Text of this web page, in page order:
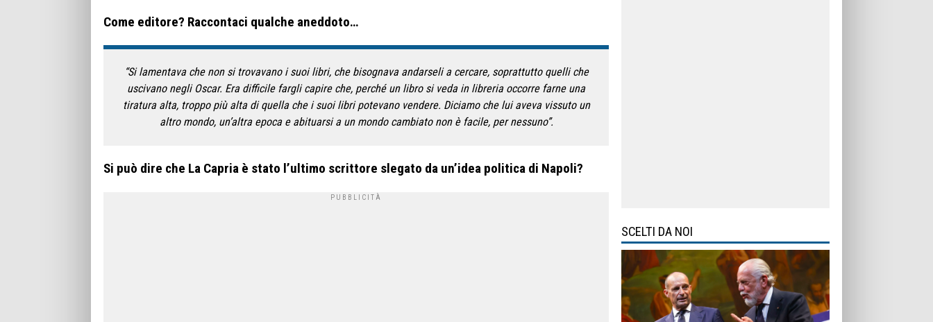
Come editore? Raccontaci qualche aneddoto…
“Si lamentava che non si trovavano i suoi libri, che bisognava andarseli a cercare, soprattutto quelli che
uscivano negli Oscar. Era difficile fargli capire che, perché un libro si veda in libreria occorre farne una
tiratura alta, troppo più alta di quella che i suoi libri potevano vendere. Diciamo che lui aveva vissuto un
altro mondo, un’altra epoca e abituarsi a un mondo cambiato non è facile, per nessuno”.
Si può dire che La Capria è stato l’ultimo scrittore slegato da un’idea politica di Napoli?
SCELTI DA NOI